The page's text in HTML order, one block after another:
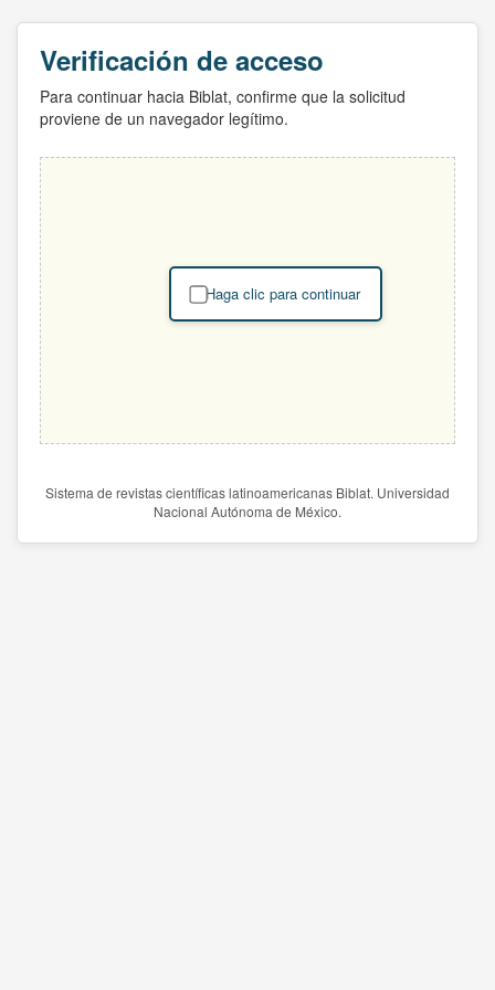
Verificación de acceso
Para continuar hacia Biblat, confirme que la solicitud
proviene de un navegador legítimo.
Haga clic para continuar
Sistema de revistas científicas latinoamericanas Biblat. Universidad
Nacional Autónoma de México.